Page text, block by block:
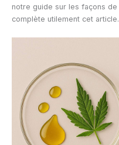
notre guide sur les façons de
complète utilement cet article.